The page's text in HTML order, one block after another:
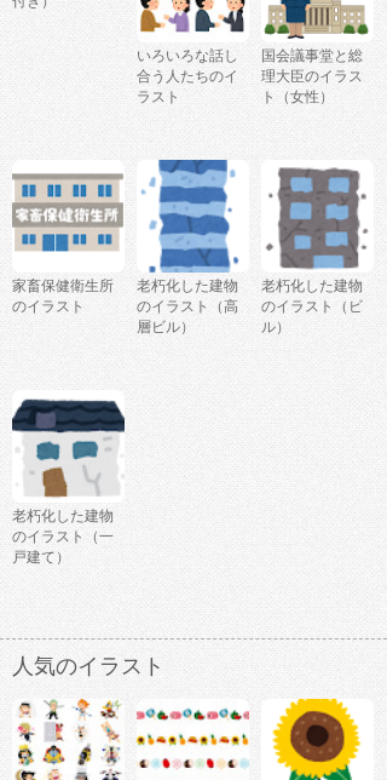
いろいろな話し
合う人たちのイ
ラスト
国会議事堂と総
理大臣のイラス
ト（女性）
家畜保健衛生所
のイラスト
老朽化した建物
のイラスト（高
層ビル）
老朽化した建物
のイラスト（ビ
ル）
老朽化した建物
のイラスト（一
戸建て）
人気のイラスト